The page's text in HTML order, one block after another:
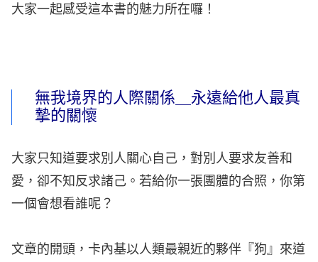
大家一起感受這本書的魅力所在囉！
無我境界的人際關係＿永遠給他人最真
摯的關懷
大家只知道要求別人關心自己，對別人要求友善和
愛，卻不知反求諸己。若給你一張團體的合照，你第
一個會想看誰呢？
文章的開頭，卡內基以人類最親近的夥伴『狗』來道